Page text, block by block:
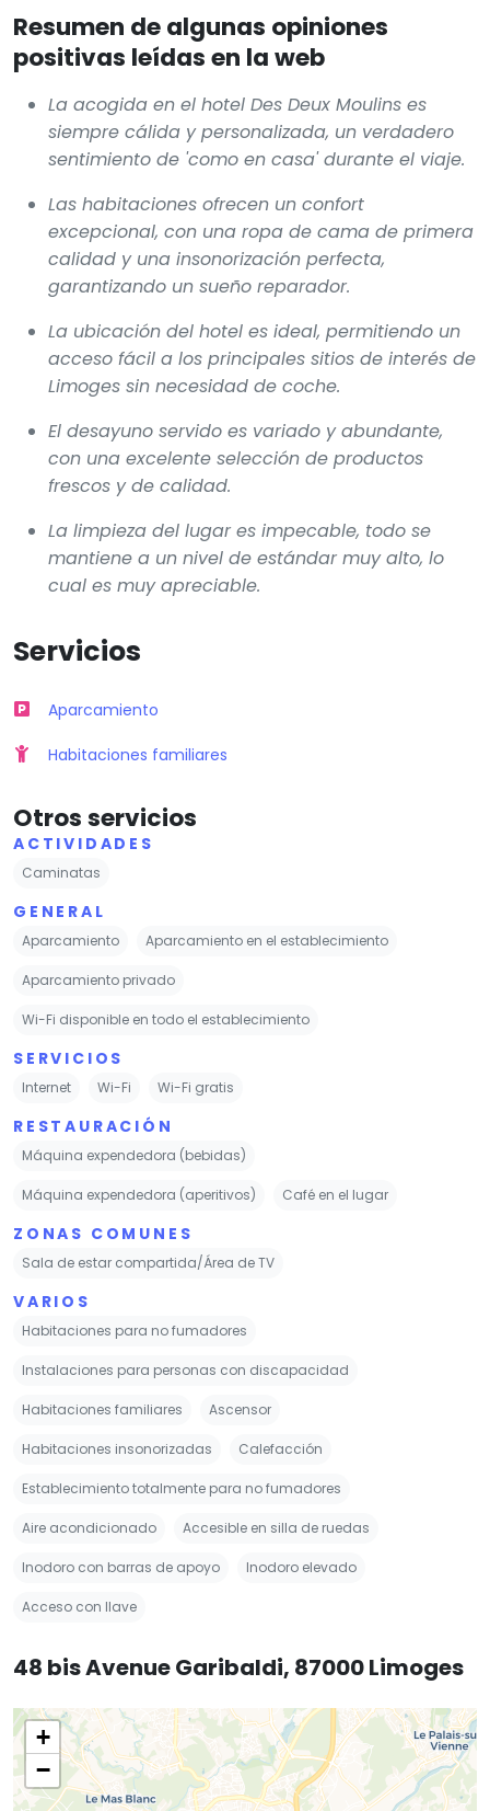
Resumen de algunas opiniones
positivas leídas en la web
La acogida en el hotel Des Deux Moulins es
siempre cálida y personalizada, un verdadero
sentimiento de 'como en casa' durante el viaje.
Las habitaciones ofrecen un confort
excepcional, con una ropa de cama de primera
calidad y una insonorización perfecta,
garantizando un sueño reparador.
La ubicación del hotel es ideal, permitiendo un
acceso fácil a los principales sitios de interés de
Limoges sin necesidad de coche.
El desayuno servido es variado y abundante,
con una excelente selección de productos
frescos y de calidad.
La limpieza del lugar es impecable, todo se
mantiene a un nivel de estándar muy alto, lo
cual es muy apreciable.
Servicios
Aparcamiento
Habitaciones familiares
Otros servicios
ACTIVIDADES
Caminatas
GENERAL
Aparcamiento Aparcamiento en el establecimiento
Aparcamiento privado
Wi-Fi disponible en todo el establecimiento
SERVICIOS
Internet Wi-Fi Wi-Fi gratis
RESTAURACIÓN
Máquina expendedora (bebidas)
Máquina expendedora (aperitivos) Café en el lugar
ZONAS COMUNES
Sala de estar compartida/Área de TV
VARIOS
Habitaciones para no fumadores
Instalaciones para personas con discapacidad
Habitaciones familiares Ascensor
Habitaciones insonorizadas Calefacción
Establecimiento totalmente para no fumadores
Aire acondicionado Accesible en silla de ruedas
Inodoro con barras de apoyo Inodoro elevado
Acceso con llave
48 bis Avenue Garibaldi, 87000 Limoges
+
−